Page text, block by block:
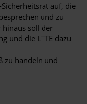
auf, die
und zu
hinaus soll der
und die LTTE dazu
zu handeln und